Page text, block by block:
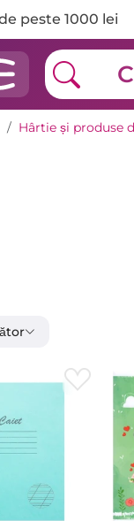
peste 1000 lei
Hârtie și produse